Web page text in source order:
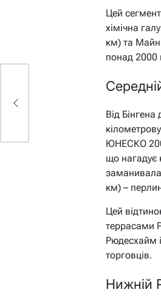
Цей
хімічна
км) та
понад 2000
Від
ЮНЕСКО
що нагадує
км) –
Цей
террасами
Рюдесхайм
торговців.
Нижній